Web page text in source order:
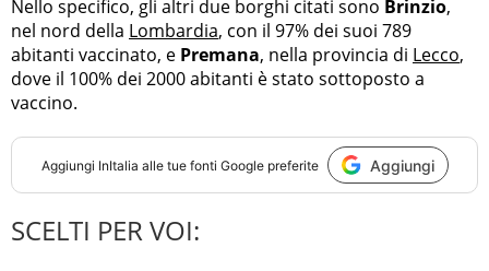
Nello specifico, gli altri due borghi citati sono Brinzio,
nel nord della Lombardia, con il 97% dei suoi 789
abitanti vaccinato, e Premana, nella provincia di Lecco,
dove il 100% dei 2000 abitanti è stato sottoposto a
vaccino.
Aggiungi InItalia alle tue fonti Google preferite Aggiungi
SCELTI PER VOI: